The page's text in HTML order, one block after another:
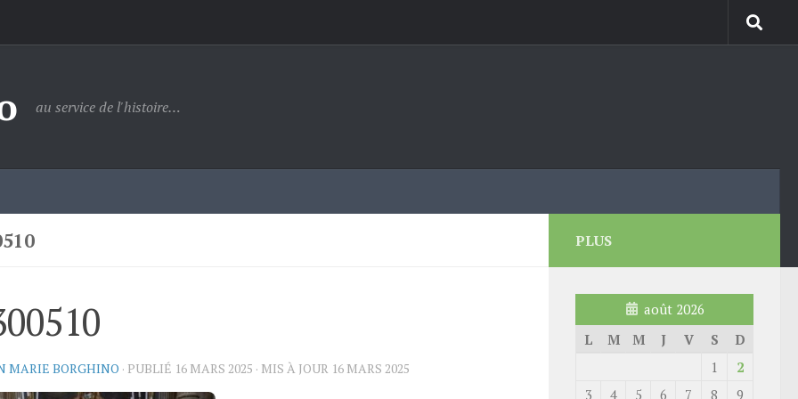
au service de l'histoire…
MARIE BORGHINO · PUBLIÉ 16 MARS 2025 · MIS À JOUR 16 MARS 2025
PLUS
août 2026
L
M M J V S
D
1
2
3
4 5 6 7 8
9